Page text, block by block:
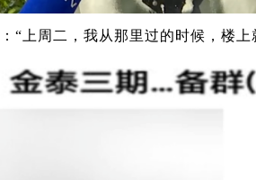
“上周二，我从那里过的时候，楼